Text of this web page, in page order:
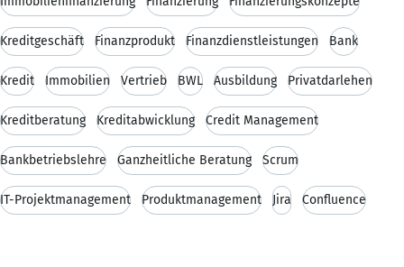
Kreditgeschäft Finanzprodukt Finanzdienstleistungen Bank
Kredit Immobilien Vertrieb BWL Ausbildung Privatdarlehen
Kreditberatung Kreditabwicklung Credit Management
Bankbetriebslehre Ganzheitliche Beratung Scrum
IT-Projektmanagement Produktmanagement Jira Confluence